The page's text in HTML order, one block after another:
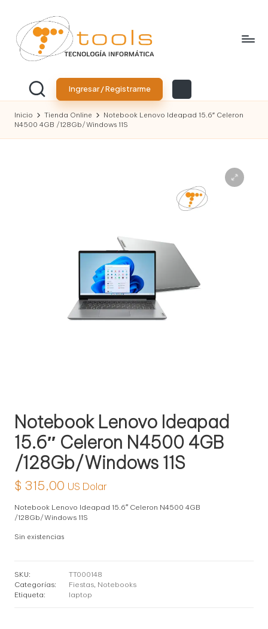
contenido
o
l
tienda
tecnología
Ingresar / Registrarme
Inicio Tienda Online
Notebook Lenovo Ideapad 15.6″ Celeron
N4500 4GB /128Gb/Windows 11S
Notebook Lenovo Ideapad
15.6″ Celeron N4500 4GB
/128Gb/Windows 11S
$ 315,00 US Dolar
Notebook Lenovo Ideapad 15.6″ Celeron N4500 4GB
/128Gb/Windows 11S
Sin existencias
SKU:
TT000148
Categorías:
Fiestas, Notebooks
Etiqueta:
laptop